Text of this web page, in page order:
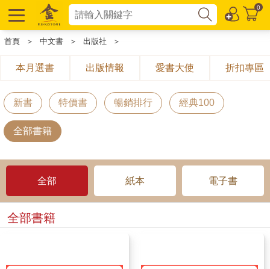
0
首頁 ＞ 中文書 ＞ 出版社 ＞
本月選書 出版情報 愛書大使 折扣專區
新書 特價書 暢銷排行 經典100
全部書籍
全部 紙本 電子書
全部書籍